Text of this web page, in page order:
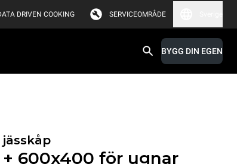
DRIVEN COOKING SERVICEOMRÅDE
BYGG DIN EGEN
+ 600x400 för ugnar